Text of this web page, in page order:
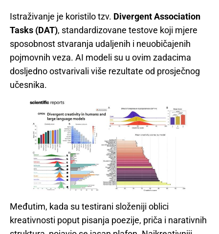
Istraživanje je koristilo tzv. Divergent Association
Tasks (DAT), standardizovane testove koji mjere
sposobnost stvaranja udaljenih i neuobičajenih
pojmovnih veza. AI modeli su u ovim zadacima
dosljedno ostvarivali više rezultate od prosječnog
učesnika.
Međutim, kada su testirani složeniji oblici
kreativnosti poput pisanja poezije, priča i narativnih